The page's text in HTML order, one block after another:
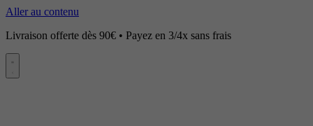
Aller au contenu
Livraison offerte dès 90€ • Payez en 3/4x sans frais